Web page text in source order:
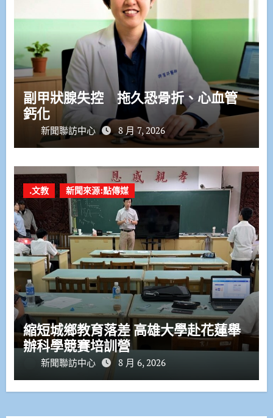
副甲狀腺失控 拖久恐骨折、心血管
鈣化
新聞聯訪中心 8 月 7, 2026
.文教 新聞來源:點傳媒
縮短城鄉教育落差 高雄大學赴花蓮舉
辦科學競賽培訓營
新聞聯訪中心 8 月 6, 2026